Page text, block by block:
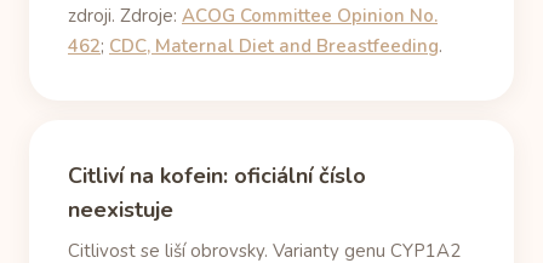
zdroji. Zdroje: ACOG Committee Opinion No.
462; CDC, Maternal Diet and Breastfeeding.
Citliví na kofein: oficiální číslo
neexistuje
Citlivost se liší obrovsky. Varianty genu CYP1A2